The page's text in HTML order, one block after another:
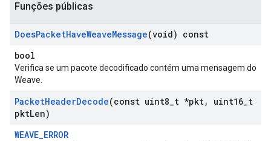
Funções públicas
DoesPacketHaveWeaveMessage(void) const
bool
Verifica se um pacote decodificado contém uma mensagem do
Weave.
PacketHeaderDecode(const uint8 t *pkt, uint16 t
pktLen)
WEAVE_ERROR